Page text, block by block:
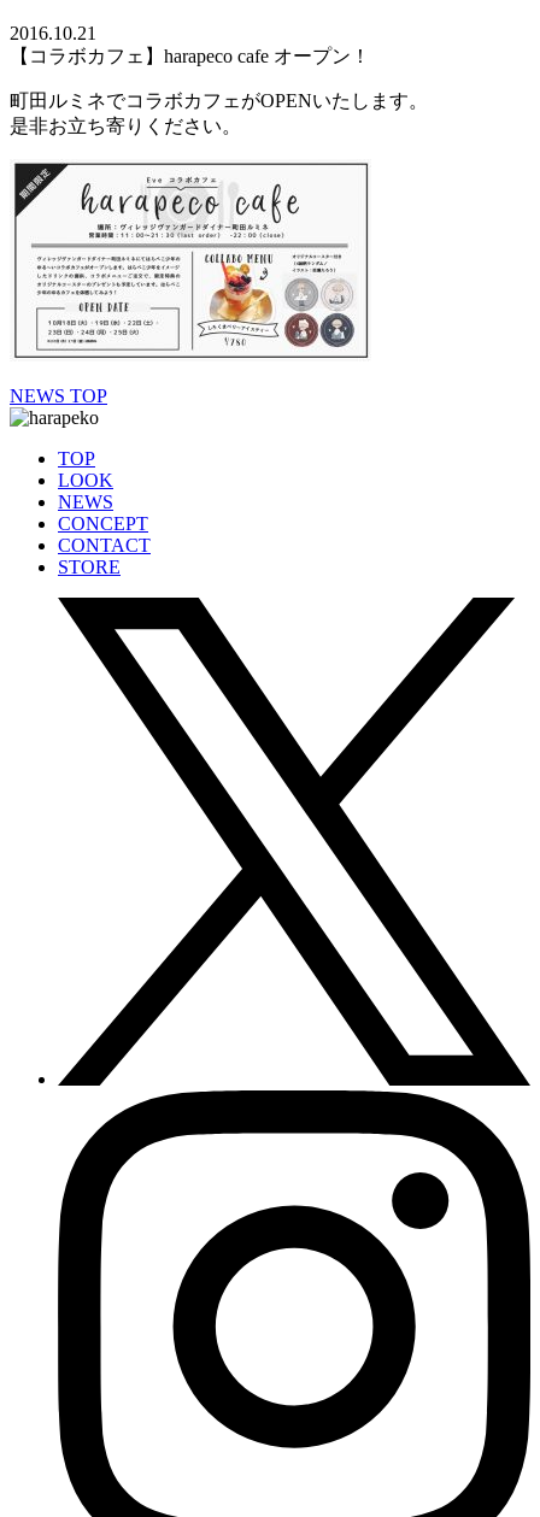
2016.10.21
【コラボカフェ】harapeco cafe オープン！
町田ルミネでコラボカフェがOPENいたします。
是非お立ち寄りください。
NEWS TOP
TOP
LOOK
NEWS
CONCEPT
CONTACT
STORE